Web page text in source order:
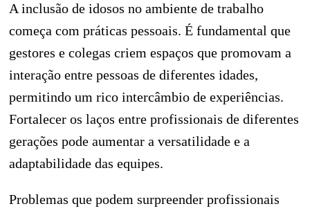
A inclusão de idosos no ambiente de trabalho
começa com práticas pessoais. É fundamental que
gestores e colegas criem espaços que promovam a
interação entre pessoas de diferentes idades,
permitindo um rico intercâmbio de experiências.
Fortalecer os laços entre profissionais de diferentes
gerações pode aumentar a versatilidade e a
adaptabilidade das equipes.
Problemas que podem surpreender profissionais